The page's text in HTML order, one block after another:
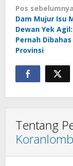
Navigasi
pos
Pos sebelumnya
Dam Mujur Isu
Dewan Yek
Pernah
Provinsi
Tentang